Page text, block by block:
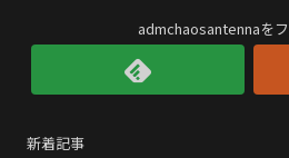
admchaosantennaを
新着記事